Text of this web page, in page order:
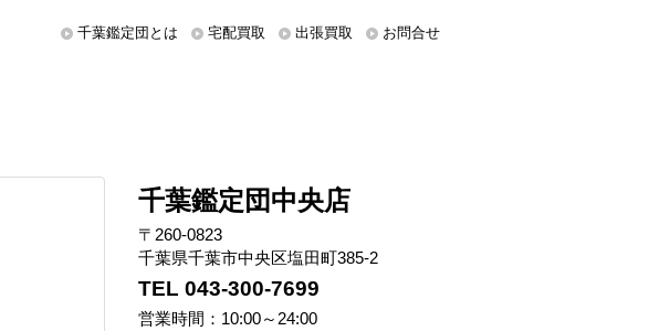
千葉鑑定団とは 宅配買取 出張買取 お問合せ
千葉鑑定団中央店
〒260-0823
千葉県千葉市中央区塩田町385-2
TEL 043-300-7699
営業時間：10:00～24:00